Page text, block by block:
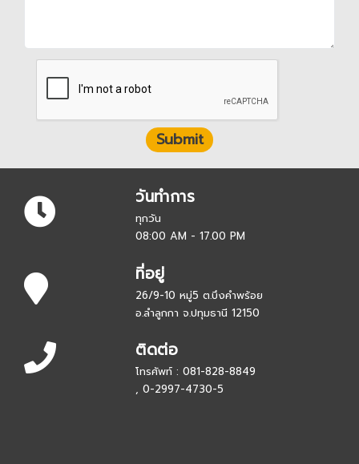
Submit
วันทำการ
ทุกวัน
08:00 AM - 17.00 PM
ที่อยู่
26/9-10 หมู่5 ต.บึงคำพร้อย
อ.ลำลูกกา จ.ปทุมธานี 12150
ติดต่อ
โทรศัพท์ : 081-828-8849
, 0-2997-4730-5